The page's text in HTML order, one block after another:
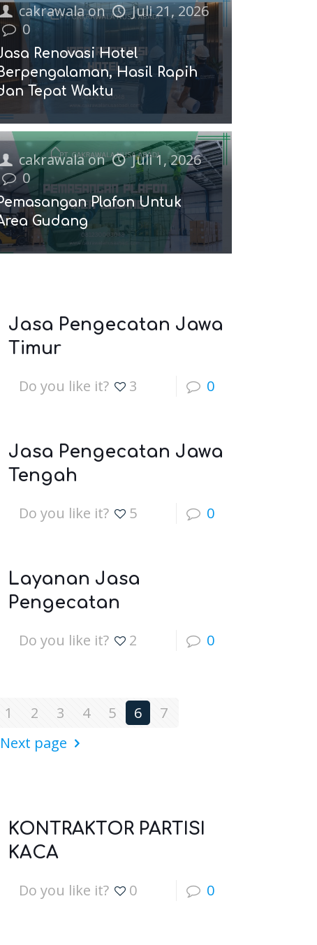
cakrawalaon
Juli 21, 2026
0
Renovasi Hotel
Hasil Rapih
Tepat Waktu
cakrawalaon
Juli 1, 2026
0
Plafon Untuk
Gudang
Jasa Pengecatan Jawa
Timur
Do you like it? 3 0
Jasa Pengecatan Jawa
Tengah
Do you like it? 5 0
Layanan Jasa
Pengecatan
Do you like it? 2 0
1 2 3 4 5 6
7
Next page
KONTRAKTOR PARTISI
KACA
Do you like it? 0 0